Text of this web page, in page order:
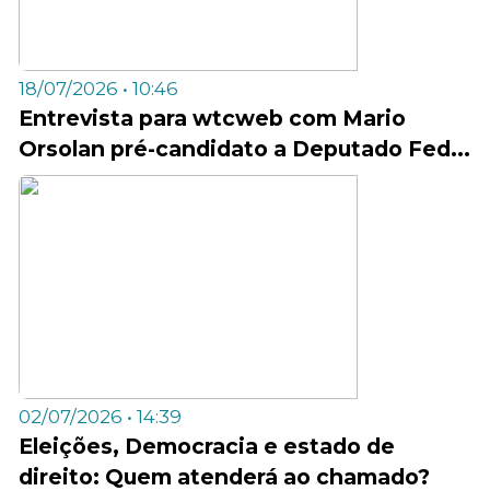
18/07/2026 • 10:46
Entrevista para wtcweb com Mario
Orsolan pré-candidato a Deputado Fed...
02/07/2026 • 14:39
Eleições, Democracia e estado de
direito: Quem atenderá ao chamado?